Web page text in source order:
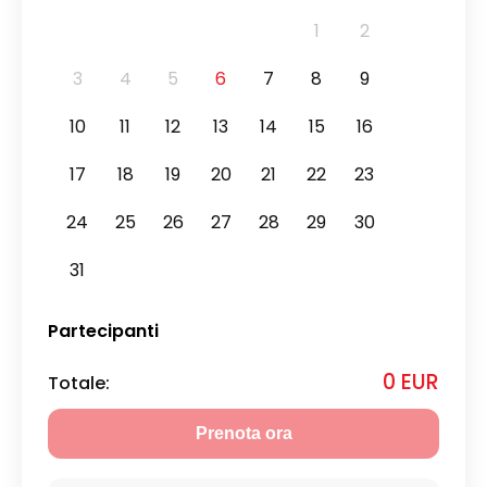
1
2
3
4 5 6 7 8
9
10
11 12 13 14 15
16
17
18 19 20 21 22
23
24
25 26 27 28 29
30
31
Partecipanti
Totale: 0 EUR
Prenota ora